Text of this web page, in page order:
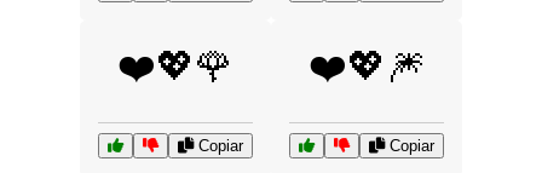
❤️💖🌹
Copiar
❤️💖🎆
Copiar